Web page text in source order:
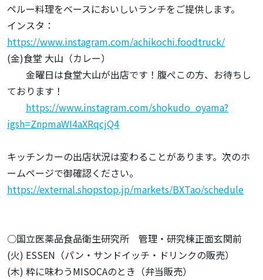
ペルー料理をベースにおいしいランチをご提供します。
インスタ：
https://www.instagram.com/achikochi.foodtruck/
(金)食堂 大山（カレー）
金曜日は食堂大山が出店です！腹ぺこの方、お待ちし
ております！
https://www.instagram.com/shokudo_oyama?
igsh=ZnpmaWI4aXRqcjQ4
キッチンカーの出店状況は変わることがあります。次のホ
ームページで御確認ください。
https://external.shopstop.jp/markets/BXTao/schedule
○国立医薬品食品衛生研究所 管理・研究棟正面玄関前
(火) ESSEN（パン・サンドイッチ・ドリンクの販売）
(木) 粋に味わうMISOCAのとき（弁当販売）